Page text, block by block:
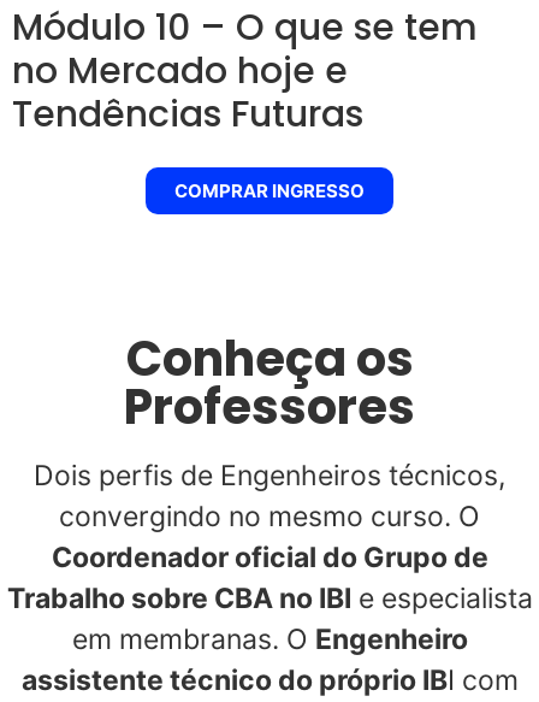
Módulo 10 – O que se tem
no Mercado hoje e
Tendências Futuras
COMPRAR INGRESSO
Conheça os
Professores
Dois perfis de Engenheiros técnicos,
convergindo no mesmo curso. O
Coordenador oficial do Grupo de
Trabalho sobre CBA no IBI e especialista
em membranas. O Engenheiro
assistente técnico do próprio IBI com